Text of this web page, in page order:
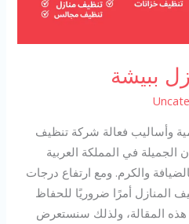
ببيشة
وأساليب فعالة شركة تنظيف
الجميلة في المملكة العربية
والكرم. ومع ارتفاع درجات
المنازل أمرًا ضروريًا للحفاظ
المقالة، ولذلك سنستعرض